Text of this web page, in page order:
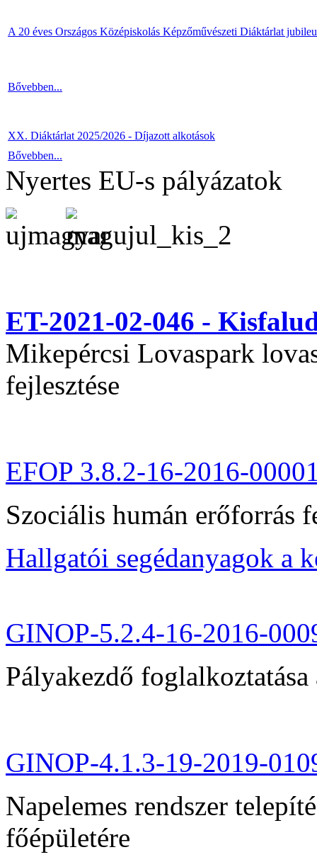
A 20 éves Országos Középiskolás Képzőművészeti Diáktárlat
Bővebben...
XX. Diáktárlat 2025/2026 - Díjazott alkotások
Bővebben...
Nyertes EU-s pályázatok
ET-2021-02-046 -
Mikepércsi Lovaspark
fejlesztése
EFOP 3.8.2-16-2016-
Szociális humán erőforrás
Hallgatói segédanyagok a
GINOP-5.2.4-16-2016-
Pályakezdő
GINOP-4.1.3-19-2019-
Napelemes rendszer
főépületére